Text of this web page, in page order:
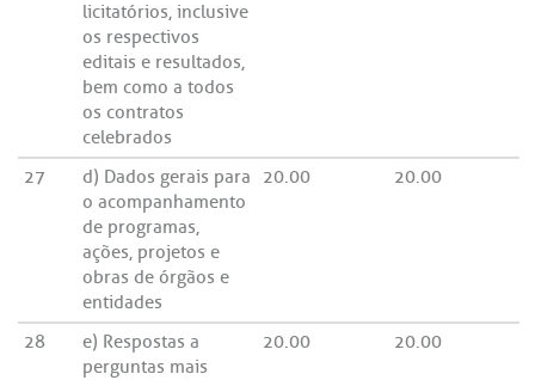
licitatórios, inclusive
os respectivos
editais e resultados,
bem como a todos
os contratos
celebrados
27
d) Dados gerais para
o acompanhamento
de programas,
ações, projetos e
obras de órgãos e
entidades
20.00 20.00
28
e) Respostas a
perguntas mais
20.00 20.00